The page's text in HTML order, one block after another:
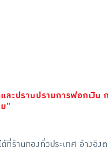
ละปราบปรามการฟอกเงิ
"
ร้านทองทั่วประเทศ อ้างอิ